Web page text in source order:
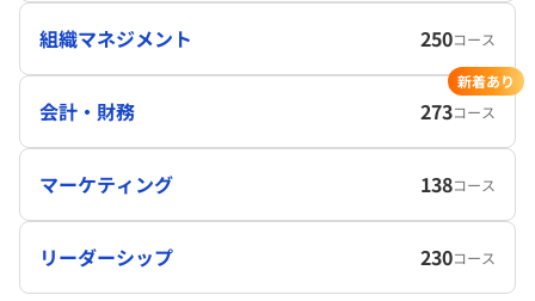
組織マネジメント 250コース
会計・財務 273コース
新着あり
マーケティング 138コース
リーダーシップ 230コース